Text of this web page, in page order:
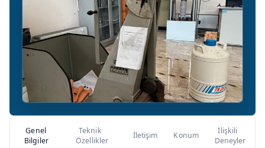
Genel
Bilgiler
Teknik
Özellikler
İletişim Konum
İlişkili
Deneyler